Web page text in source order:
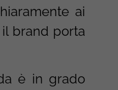
ai
brand porta
è in grado